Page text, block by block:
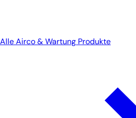
Alle Airco & Wartung Produkte